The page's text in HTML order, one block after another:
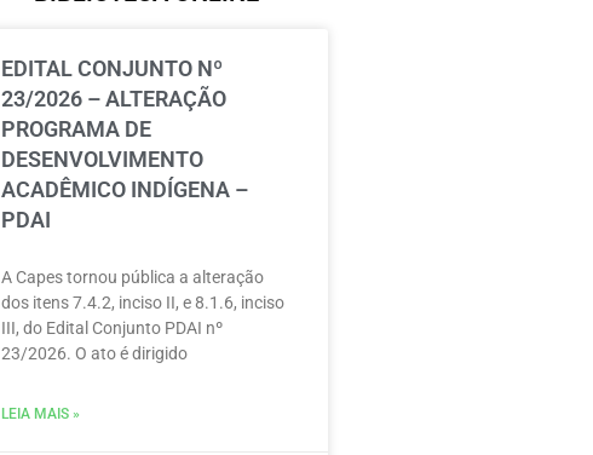
EDITAL CONJUNTO Nº
23/2026 – ALTERAÇÃO
PROGRAMA DE
DESENVOLVIMENTO
ACADÊMICO INDÍGENA –
PDAI
A Capes tornou pública a alteração
dos itens 7.4.2, inciso II, e 8.1.6, inciso
III, do Edital Conjunto PDAI nº
23/2026. O ato é dirigido
LEIA MAIS »